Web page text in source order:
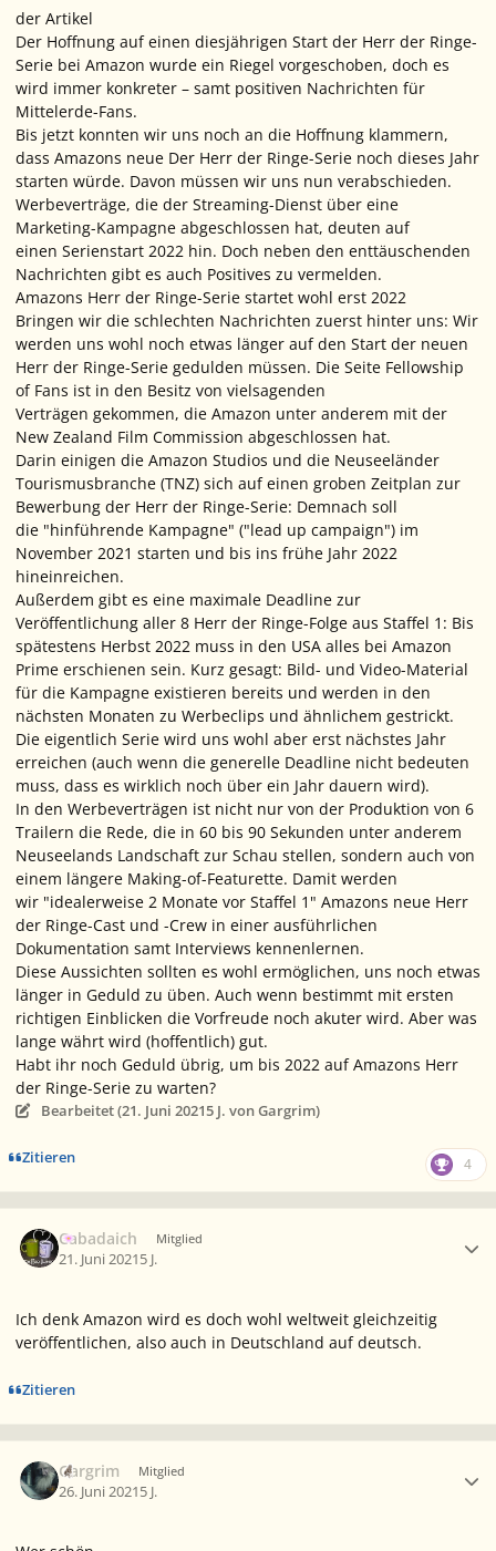
der Artikel
Der Hoffnung auf einen diesjährigen Start der Herr der Ringe-
Serie bei Amazon wurde ein Riegel vorgeschoben, doch es
wird immer konkreter – samt positiven Nachrichten für
Mittelerde-Fans.
Bis jetzt konnten wir uns noch an die Hoffnung klammern,
dass Amazons neue Der Herr der Ringe-Serie noch dieses Jahr
starten würde. Davon müssen wir uns nun verabschieden.
Werbeverträge, die der Streaming-Dienst über eine
Marketing-Kampagne abgeschlossen hat, deuten auf
einen Serienstart 2022 hin. Doch neben den enttäuschenden
Nachrichten gibt es auch Positives zu vermelden.
Amazons Herr der Ringe-Serie startet wohl erst 2022
Bringen wir die schlechten Nachrichten zuerst hinter uns: Wir
werden uns wohl noch etwas länger auf den Start der neuen
Herr der Ringe-Serie gedulden müssen. Die Seite Fellowship
of Fans ist in den Besitz von vielsagenden
Verträgen gekommen, die Amazon unter anderem mit der
New Zealand Film Commission abgeschlossen hat.
Darin einigen die Amazon Studios und die Neuseeländer
Tourismusbranche (TNZ) sich auf einen groben Zeitplan zur
Bewerbung der Herr der Ringe-Serie: Demnach soll
die "hinführende Kampagne" ("lead up campaign") im
November 2021 starten und bis ins frühe Jahr 2022
hineinreichen.
Außerdem gibt es eine maximale Deadline zur
Veröffentlichung aller 8 Herr der Ringe-Folge aus Staffel 1: Bis
spätestens Herbst 2022 muss in den USA alles bei Amazon
Prime erschienen sein. Kurz gesagt: Bild- und Video-Material
für die Kampagne existieren bereits und werden in den
nächsten Monaten zu Werbeclips und ähnlichem gestrickt.
Die eigentlich Serie wird uns wohl aber erst nächstes Jahr
erreichen (auch wenn die generelle Deadline nicht bedeuten
muss, dass es wirklich noch über ein Jahr dauern wird).
In den Werbeverträgen ist nicht nur von der Produktion von 6
Trailern die Rede, die in 60 bis 90 Sekunden unter anderem
Neuseelands Landschaft zur Schau stellen, sondern auch von
einem längere Making-of-Featurette. Damit werden
wir "idealerweise 2 Monate vor Staffel 1" Amazons neue Herr
der Ringe-Cast und -Crew in einer ausführlichen
Dokumentation samt Interviews kennenlernen.
Diese Aussichten sollten es wohl ermöglichen, uns noch etwas
länger in Geduld zu üben. Auch wenn bestimmt mit ersten
richtigen Einblicken die Vorfreude noch akuter wird. Aber was
lange währt wird (hoffentlich) gut.
Habt ihr noch Geduld übrig, um bis 2022 auf Amazons Herr
der Ringe-Serie zu warten?
Bearbeitet (21. Juni 20215 J. von Gargrim)
Zitieren 4
Cabadaich Mitglied
21. Juni 20215 J.
Ich denk Amazon wird es doch wohl weltweit gleichzeitig
veröffentlichen, also auch in Deutschland auf deutsch.
Zitieren
Gargrim Mitglied
26. Juni 20215 J.